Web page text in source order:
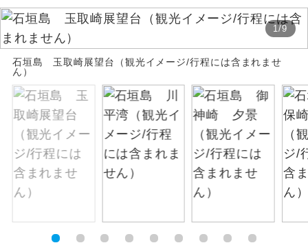
1/9
石垣島 玉取崎展望台（観光イメージ/行程には含まれませ
ん）
絶景スポットに立ち寄るコースです。
温泉
露天風呂
す。
大浴場 ご宿泊ホテルに大浴場が付いています。
全食事付き
全てのお食事が付いていますので、お食
事の心配はいりません。（機内食を除
お部屋食
だけます。
ります。
お申し込みの最後にクレジットカード決済を
していただき、決済手続き完了をもちまし
て、ご旅行の契約が成立となります。
ご予約方法について
ウェブ限定コースとなりますので、コールセ
ンター及びカウンターでのお申し込みはでき
ません。